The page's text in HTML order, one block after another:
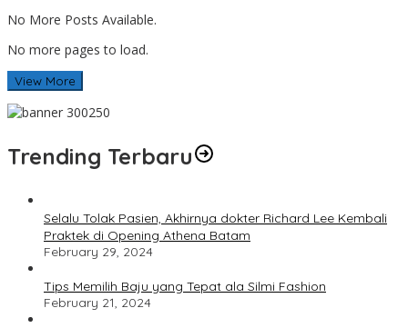
No More Posts Available.
No more pages to load.
View More
Trending Terbaru
Selalu Tolak Pasien, Akhirnya dokter Richard Lee Kembali
Praktek di Opening Athena Batam
February 29, 2024
Tips Memilih Baju yang Tepat ala Silmi Fashion
February 21, 2024